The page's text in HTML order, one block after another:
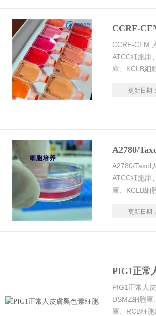
CCRF-
CCRF-CEM
ATCC細胞庫
庫、KCLB細
可靠、背景
更新日期：
A2780/
A2780/Taxol
ATCC細胞庫
庫、KCLB細
可靠、背景
更新日期：
PIG1正常
PIG1正常人
DSMZ細胞庫
庫、RCB細